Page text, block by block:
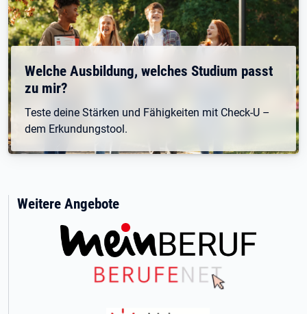
Welche Ausbildung, welches Studium passt
zu mir?
Teste deine Stärken und Fähigkeiten mit Check-U –
dem Erkundungstool.
Weitere Angebote